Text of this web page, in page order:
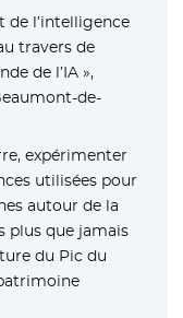
de l’intelligence
travers de
de l’IA »,
de-
expérimenter
utilisées pour
autour de la
plus que jamais
du Pic du